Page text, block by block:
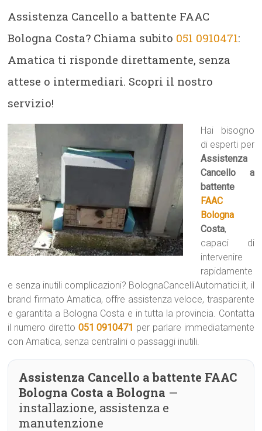
Assistenza Cancello a battente FAAC
Bologna Costa? Chiama subito 051 0910471:
Amatica ti risponde direttamente, senza
attese o intermediari. Scopri il nostro
servizio!
Hai bisogno
di esperti per
Assistenza
Cancello a
battente
FAAC
Bologna
Costa,
capaci di
intervenire
rapidamente
e senza inutili complicazioni? BolognaCancelliAutomatici.it, il
brand firmato Amatica, offre assistenza veloce, trasparente
e garantita a Bologna Costa e in tutta la provincia. Contatta
il numero diretto 051 0910471 per parlare immediatamente
con Amatica, senza centralini o passaggi inutili.
Assistenza Cancello a battente FAAC
Bologna Costa a Bologna —
installazione, assistenza e
manutenzione